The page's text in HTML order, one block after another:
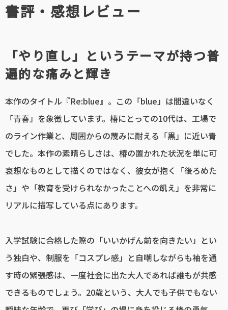
書評・感想レビュー
「やり直し」というテーマが持つ普
遍的な痛みと輝き
本作のタイトル『Re:blue』。この「blue」は間違いなく
「青春」を象徴しています。椿にとっての10代は、工場で
のライン作業と、周囲からの蔑みに耐える「黒」に近い青
でした。本作の素晴らしさは、椿の置かれた状況を単に可
哀想なものとして描くのではなく、彼女が抱く「後ろめた
さ」や「教育を受けられなかったことへの飢え」を非常に
リアルに描写している点にあります。
入学試験に合格した際の「いいかげん前を向きたい」とい
う独白や、制服を「コスプレ感」と自嘲しながらも袖を通
す時の緊張感は、一度社会に出た大人であれば誰もが共感
できるものでしょう。20歳という、大人でも子供でもない